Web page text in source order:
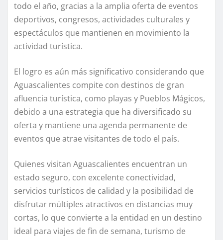
todo el año, gracias a la amplia oferta de eventos
deportivos, congresos, actividades culturales y
espectáculos que mantienen en movimiento la
actividad turística.
El logro es aún más significativo considerando que
Aguascalientes compite con destinos de gran
afluencia turística, como playas y Pueblos Mágicos,
debido a una estrategia que ha diversificado su
oferta y mantiene una agenda permanente de
eventos que atrae visitantes de todo el país.
Quienes visitan Aguascalientes encuentran un
estado seguro, con excelente conectividad,
servicios turísticos de calidad y la posibilidad de
disfrutar múltiples atractivos en distancias muy
cortas, lo que convierte a la entidad en un destino
ideal para viajes de fin de semana, turismo de